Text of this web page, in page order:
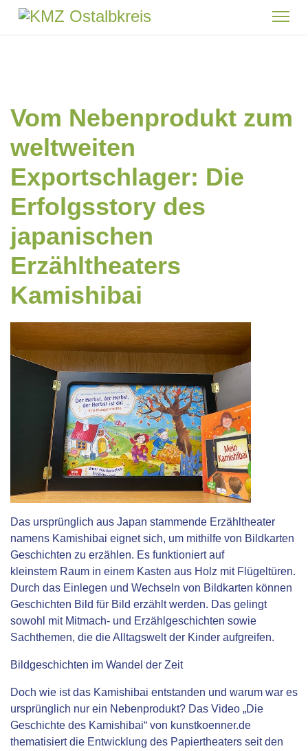
Vom Nebenprodukt zum
weltweiten
Exportschlager: Die
Erfolgsstory des
japanischen
Erzähltheaters
Kamishibai
Das ursprünglich aus Japan stammende Erzähltheater
namens Kamishibai eignet sich, um mithilfe von Bildkarten
Geschichten zu erzählen. Es funktioniert auf
kleinstem Raum in einem Kasten aus Holz mit Flügeltüren.
Durch das Einlegen und Wechseln von Bildkarten können
Geschichten Bild für Bild erzählt werden. Das gelingt
sowohl mit Mitmach- und Erzählgeschichten sowie
Sachthemen, die die Alltagswelt der Kinder aufgreifen.
Bildgeschichten im Wandel der Zeit
Doch wie ist das Kamishibai entstanden und warum war es
ursprünglich nur ein Nebenprodukt? Das Video „Die
Geschichte des Kamishibai“ von kunstkoenner.de
thematisiert die Entwicklung des Papiertheaters seit den